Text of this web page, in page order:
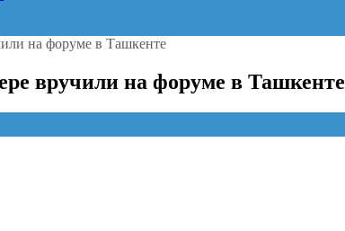
на форуме в Ташкенте
вручили на форуме в Ташкенте